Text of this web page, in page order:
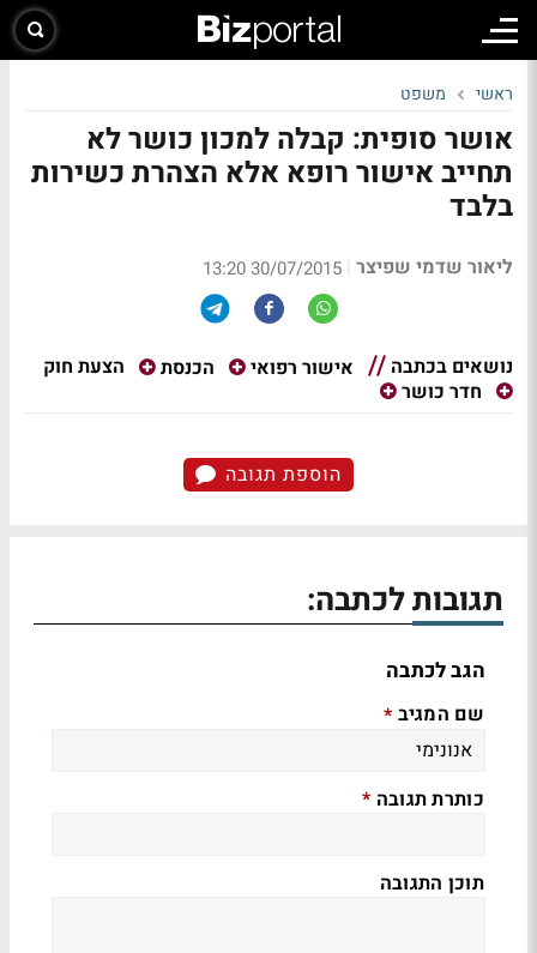
ראשי משפט
אושר סופית: קבלה למכון כושר לא
תחייב אישור רופא אלא הצהרת כשירות
בלבד
ליאור שדמי שפיצר |
30/07/2015 13:20
נושאים בכתבה אישור רפואי הכנסת
הצעת חוק
חדר כושר
הוספת תגובה
תגובות לכתבה:
הגב לכתבה
שם המגיב *
כותרת תגובה *
תוכן התגובה